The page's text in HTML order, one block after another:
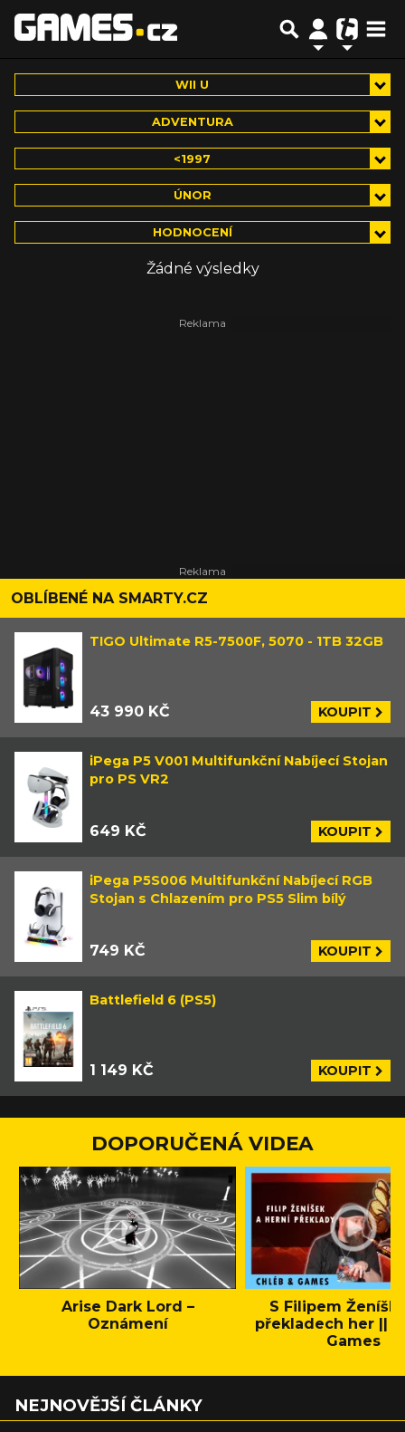
WII U
ADVENTURA
<1997
ÚNOR
HODNOCENÍ
Žádné výsledky
OBLÍBENÉ NA SMARTY.CZ
TIGO Ultimate R5-7500F, 5070 - 1TB 32GB
43 990 KČ KOUPIT
iPega P5 V001 Multifunkční Nabíjecí Stojan
pro PS VR2
649 KČ KOUPIT
iPega P5S006 Multifunkční Nabíjecí RGB
Stojan s Chlazením pro PS5 Slim bílý
749 KČ KOUPIT
Battlefield 6 (PS5)
1 149 KČ KOUPIT
DOPORUČENÁ VIDEA
Arise Dark Lord –
Oznámení
S Filipem
překladech her ||
Games
NEJNOVĚJŠÍ ČLÁNKY